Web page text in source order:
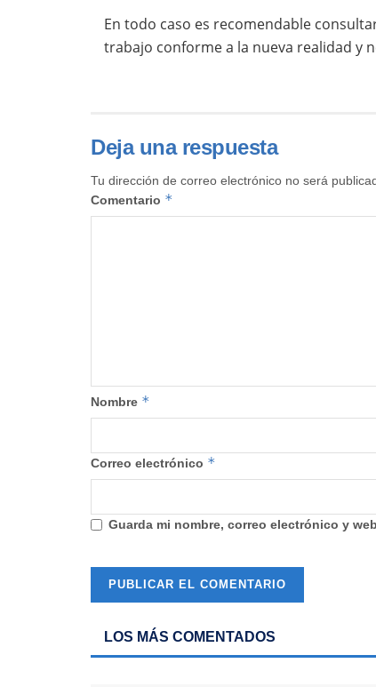
En todo caso es recomendable
trabajo conforme a la nueva realidad y
Deja una respuesta
Tu dirección de correo electrónico no será
Comentario *
Nombre *
Correo electrónico *
Guarda mi nombre, correo electrónico y
LOS MÁS COMENTADOS